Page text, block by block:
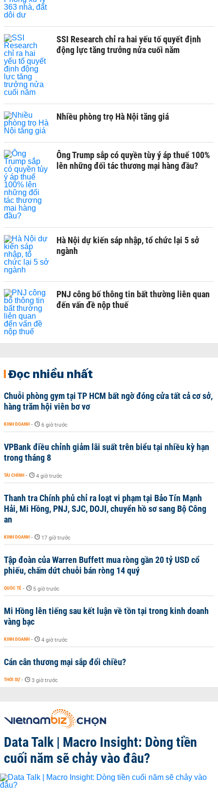
SSI Research chỉ ra hai yếu tố quyết định
động lực tăng trưởng nửa cuối năm
Nhiều phòng trọ Hà Nội tăng giá
Ông Trump sắp có quyền tùy ý áp thuế 100%
lên những đối tác thương mại hàng đầu?
Hà Nội dự kiến sáp nhập, tổ chức lại 5 sở
ngành
PNJ công bố thông tin bất thường liên quan
đến vấn đề nộp thuế
Đọc nhiều nhất
Chuỗi phòng gym tại TP HCM bất ngờ đóng cửa tất cả cơ sở,
hàng trăm hội viên bơ vơ
KINH DOANH - 6 giờ trước
VPBank điều chỉnh giảm lãi suất trên biểu tại nhiều kỳ hạn
trong tháng 8
TÀI CHÍNH - 4 giờ trước
Thanh tra Chính phủ chỉ ra loạt vi phạm tại Bảo Tín Mạnh
Hải, Mi Hồng, PNJ, SJC, DOJI, chuyển hồ sơ sang Bộ Công
an
KINH DOANH - 17 giờ trước
Tập đoàn của Warren Buffett mua ròng gần 20 tỷ USD cổ
phiếu, chấm dứt chuỗi bán ròng 14 quý
QUỐC TẾ - 5 giờ trước
Mi Hồng lên tiếng sau kết luận về tồn tại trong kinh doanh
vàng bạc
KINH DOANH - 4 giờ trước
Cán cân thương mại sắp đổi chiều?
THỜI SỰ - 3 giờ trước
Data Talk | Macro Insight: Dòng tiền
cuối năm sẽ chảy vào đâu?